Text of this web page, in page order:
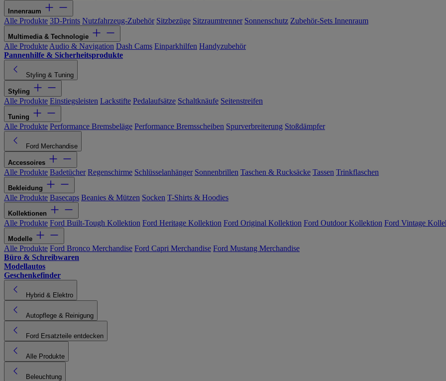
Innenraum
Alle Produkte 3D-Prints Nutzfahrzeug-Zubehör Sitzbezüge Sitzraumtrenner Sonnenschutz Zubehör-Sets Innenraum
Multimedia & Technologie
Alle Produkte Audio & Navigation Dash Cams Einparkhilfen Handyzubehör
Pannenhilfe & Sicherheitsprodukte
Styling & Tuning
Styling
Alle Produkte Einstiegsleisten Lackstifte Pedalaufsätze Schaltknäufe Seitenstreifen
Tuning
Alle Produkte Performance Bremsbeläge Performance Bremsscheiben Spurverbreiterung Stoßdämpfer
Ford Merchandise
Accessoires
Alle Produkte Badetücher Regenschirme Schlüsselanhänger Sonnenbrillen Taschen & Rucksäcke Tassen Trinkflaschen
Bekleidung
Alle Produkte Basecaps Beanies & Mützen Socken T-Shirts & Hoodies
Kollektionen
Alle Produkte Ford Built-Tough Kollektion Ford Heritage Kollektion Ford Original Kollektion Ford Outdoor Kollektion Ford Vintage
Modelle
Alle Produkte Ford Bronco Merchandise Ford Capri Merchandise Ford Mustang Merchandise
Büro & Schreibwaren
Modellautos
Geschenkefinder
Hybrid & Elektro
Autopflege & Reinigung
Ford Ersatzteile entdecken
Alle Produkte
Beleuchtung